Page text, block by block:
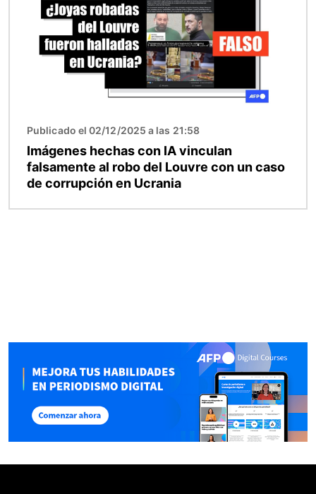
Publicado el 02/12/2025 a las 21:58
Imágenes hechas con IA vinculan
falsamente al robo del Louvre con un caso
de corrupción en Ucrania